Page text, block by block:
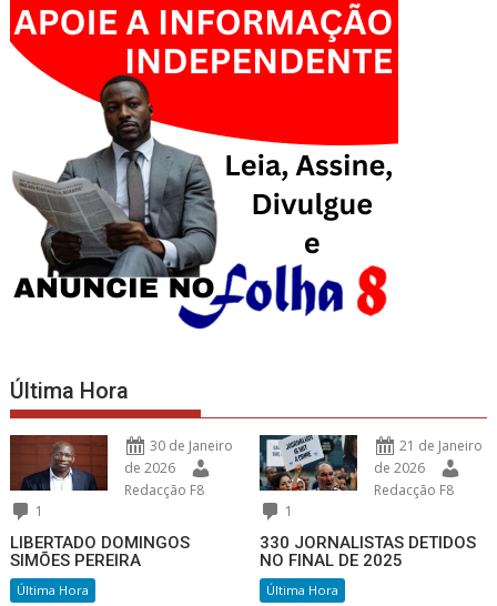
Última Hora
30 de Janeiro
de 2026
Redacção F8
1
LIBERTADO DOMINGOS
SIMÕES PEREIRA
Última Hora
21 de Janeiro
de 2026
Redacção F8
1
330 JORNALISTAS DETIDOS
NO FINAL DE 2025
Última Hora